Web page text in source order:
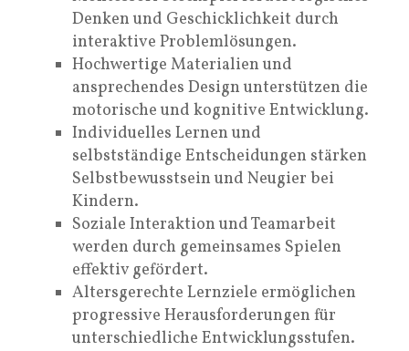
Denken und Geschicklichkeit durch
interaktive Problemlösungen.
Hochwertige Materialien und
ansprechendes Design unterstützen die
motorische und kognitive Entwicklung.
Individuelles Lernen und
selbstständige Entscheidungen stärken
Selbstbewusstsein und Neugier bei
Kindern.
Soziale Interaktion und Teamarbeit
werden durch gemeinsames Spielen
effektiv gefördert.
Altersgerechte Lernziele ermöglichen
progressive Herausforderungen für
unterschiedliche Entwicklungsstufen.